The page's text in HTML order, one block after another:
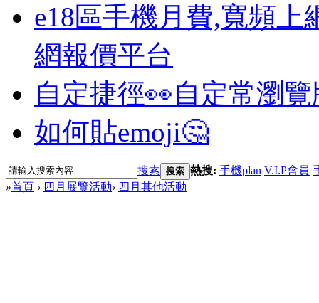
e18區手機月費,寬頻上
網報價平台
自定捷徑👀自定常瀏
如何貼emoji🤔
搜索 搜索 熱搜: 手機plan V.I.P會員
»首頁 › 四月展覽活動› 四月其他活動